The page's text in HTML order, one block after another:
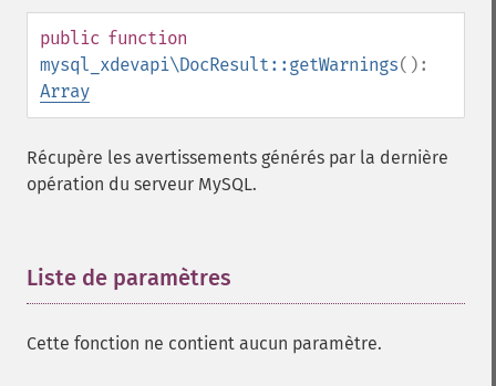
public function
mysql_xdevapi\DocResult::getWarnings():
Array
Récupère les avertissements générés par la dernière
opération du serveur MySQL.
Liste de paramètres
Cette fonction ne contient aucun paramètre.